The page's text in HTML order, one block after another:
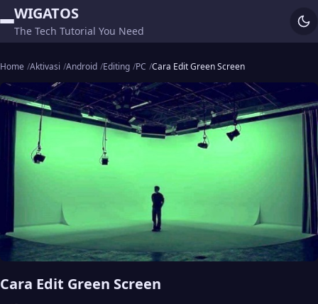
WIGATOS
The Tech Tutorial You Need
Home Aktivasi Android Editing PC Cara Edit Green Screen
Cara Edit Green Screen